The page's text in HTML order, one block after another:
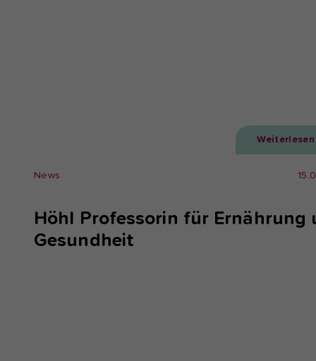
Weiterlesen
News
Höhl Professorin für Ernährung
Gesundheit